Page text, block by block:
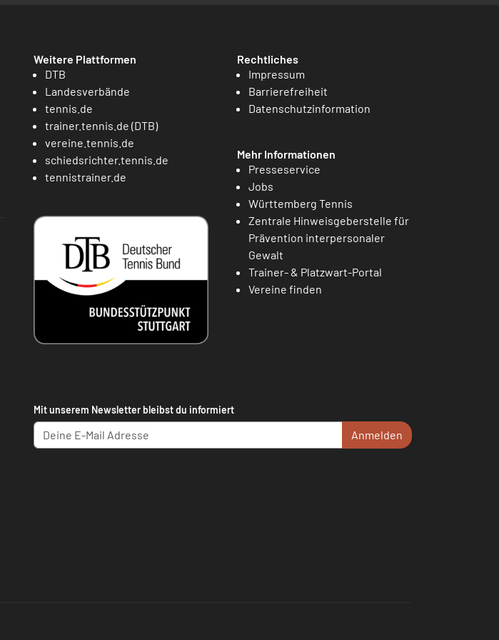
Weitere Plattformen
DTB
Landesverbände
tennis.de
trainer.tennis.de (DTB)
vereine.tennis.de
schiedsrichter.tennis.de
tennistrainer.de
Rechtliches
Impressum
Barrierefreiheit
Datenschutzinformation
Mehr Informationen
Presseservice
Jobs
Württemberg Tennis
Zentrale Hinweisgeberstelle für
Prävention interpersonaler
Gewalt
Trainer- & Platzwart-Portal
Vereine finden
Mit unserem Newsletter bleibst du informiert
Anmelden